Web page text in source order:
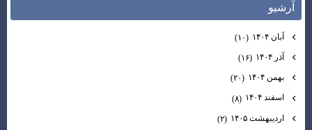
آرشيو
آبان ۱۴۰۴
(۱۰)
آذر ۱۴۰۴
(۱۶)
بهمن ۱۴۰۴
(۲۰)
اسفند ۱۴۰۴
(۸)
اردیبهشت ۱۴۰۵
(۲)